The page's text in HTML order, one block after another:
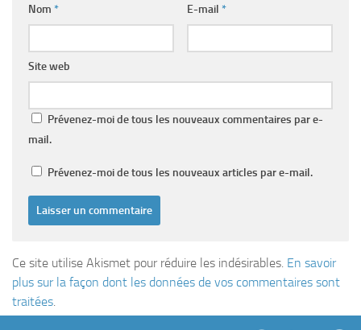
Nom * E-mail *
Site web
Prévenez-moi de tous les nouveaux commentaires par e-
mail.
Prévenez-moi de tous les nouveaux articles par e-mail.
Ce site utilise Akismet pour réduire les indésirables. En savoir
plus sur la façon dont les données de vos commentaires sont
traitées.